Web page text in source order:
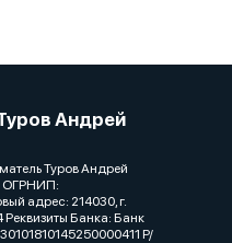
Андрей
Туров Андрей
ОГРНИП:
адрес: 214030, г.
Реквизиты Банка: Банк
Р/